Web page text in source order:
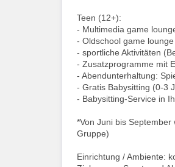
Teen (12+):
- Multimedia game
- Oldschool game lounge
- sportliche Aktivitäten
- Zusatzprogramme mit
- Abendunterhaltung:
- Gratis Babysitting (0-3
- Babysitting-Service in
*Von Juni bis
Gruppe)
Einrichtung / Ambiente: